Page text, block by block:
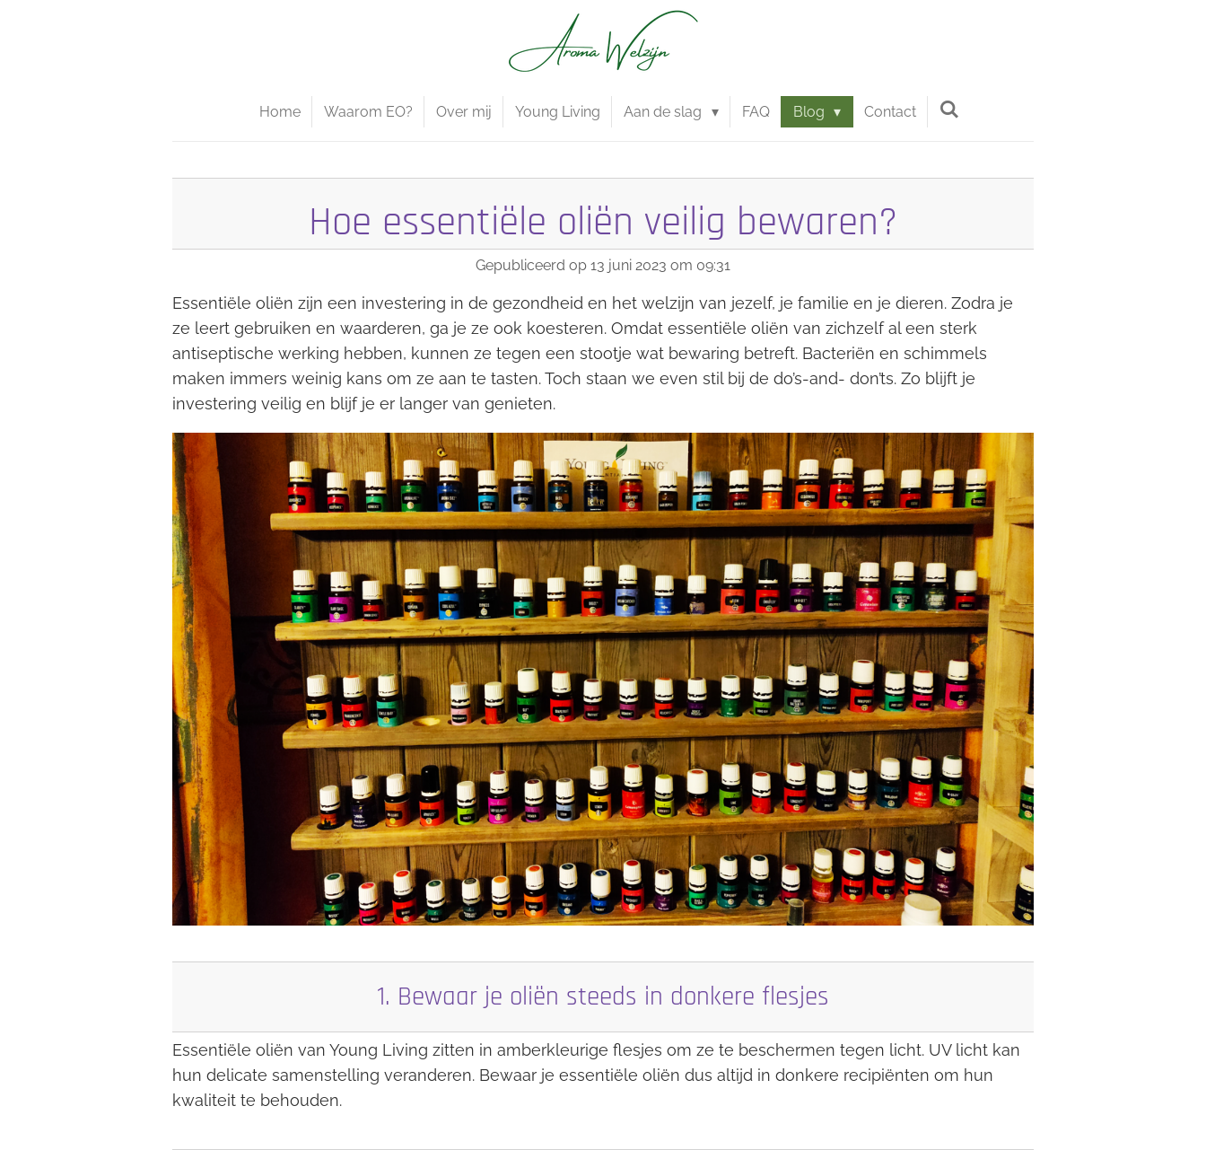
Home Waarom EO? Over mij Young Living Aan de slag FAQ Blog Contact
Hoe essentiële oliën veilig bewaren?
Gepubliceerd op 13 juni 2023 om 09:31
Essentiële oliën zijn een investering in de gezondheid en het welzijn van jezelf, je familie en je dieren. Zodra je
ze leert gebruiken en waarderen, ga je ze ook koesteren. Omdat essentiële oliën van zichzelf al een sterk
antiseptische werking hebben, kunnen ze tegen een stootje wat bewaring betreft. Bacteriën en schimmels
maken immers weinig kans om ze aan te tasten. Toch staan we even stil bij de do’s-and- don’ts. Zo blijft je
investering veilig en blijf je er langer van genieten.
1. Bewaar je oliën steeds in donkere flesjes
Essentiële oliën van Young Living zitten in amberkleurige flesjes om ze te beschermen tegen licht. UV licht kan
hun delicate samenstelling veranderen. Bewaar je essentiële oliën dus altijd in donkere recipiënten om hun
kwaliteit te behouden.